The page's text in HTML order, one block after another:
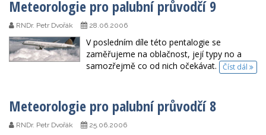
Meteorologie pro palubní průvodčí 9
RNDr. Petr Dvořák 28.06.2006
V posledním díle této pentalogie se
zaměřujeme na oblačnost, její typy no a
samozřejmě co od nich očekávat.
Číst dál
Meteorologie pro palubní průvodčí 8
RNDr. Petr Dvořák 25.06.2006